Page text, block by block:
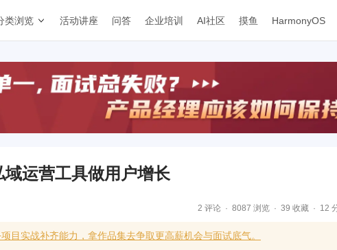
类浏览 活动讲座 问答 企业培训 AI社区 摸鱼 HarmonyOS
域运营工具做用户增长
2 评论 8087 浏览 39 收藏 12
目实战补齐能力，拿作品集去争取更高薪机会与面试底气。